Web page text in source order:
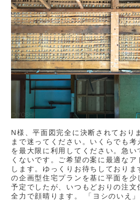
N様、平面図完全に決断されており
まで迷ってください。いくらでも考
を最大限に利用してください。急い
くないです。ご希望の案に最適な
します。ゆっくりお待ちしておりま
の企画型住宅プランを基に平面を少
予定でしたが、いつもどおりの注文
全力で顔晴ります。 「ヨシのいえ